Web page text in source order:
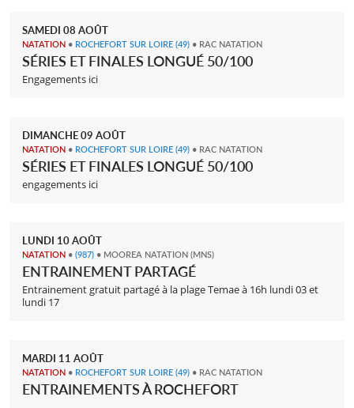
SAMEDI 08 AOÛT
NATATION • ROCHEFORT SUR LOIRE (49) • RAC NATATION
SÉRIES ET FINALES LONGUÉ 50/100
Engagements ici
DIMANCHE09 AOÛT
NATATION • ROCHEFORT SUR LOIRE (49) • RAC NATATION
SÉRIES ET FINALES LONGUÉ 50/100
engagements ici
LUNDI 10AOÛT
NATATION • (987) • MOOREA NATATION (MNS)
ENTRAINEMENT PARTAGÉ
Entrainement gratuit partagé à la plage Temae à 16h lundi 03 et
lundi 17
MARDI 11 AOÛT
NATATION • ROCHEFORT SUR LOIRE (49) • RAC NATATION
ENTRAINEMENTS À ROCHEFORT